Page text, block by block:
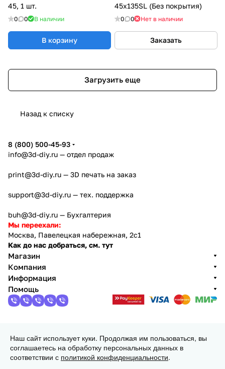
45, 1 шт.
0 0 В наличии
В корзину
45х135SL (Без покрытия)
0 0 Нет в наличии
Заказать
Загрузить еще
Назад к списку
8 (800) 500-45-93
info@3d-diy.ru — отдел продаж
print@3d-diy.ru — 3D печать на заказ
support@3d-diy.ru — тех. поддержка
buh@3d-diy.ru — Бухгалтерия
Мы переехали:
Москва, Павелецкая набережная, 2с1
Как до нас добраться, см. тут
Магазин
Компания
Информация
Помощь
комплектующих для 3D принтеров, ЧПУ станков и
робототехники
КонфиденциальностьОферта
Наш сайт использует куки. Продолжая им пользоваться, вы
соглашаетесь на обработку персональных данных в
соответствии с политикой конфиденциальности.